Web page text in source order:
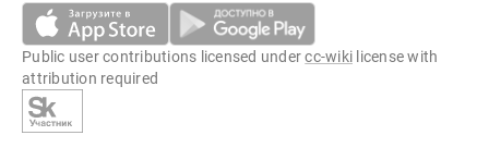
Public user contributions licensed undercc-wiki license with
attribution required